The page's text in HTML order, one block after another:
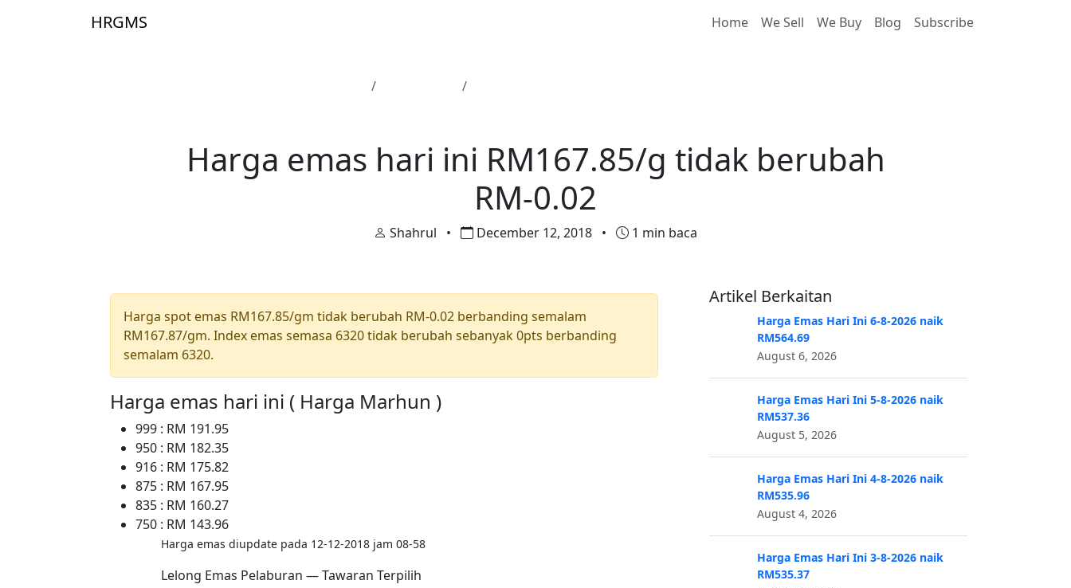
HRGMS Home We Sell We Buy Blog Subscribe
Harga emas hari ini RM167.85/g tidak berubah
RM-0.02
Shahrul • December 12, 2018 • 1 min baca
Harga spot emas RM167.85/gm tidak berubah RM-0.02 berbanding semalam
RM167.87/gm. Index emas semasa 6320 tidak berubah sebanyak 0pts berbanding
semalam 6320.
Harga emas hari ini ( Harga Marhun )
999 : RM 191.95
950 : RM 182.35
916 : RM 175.82
875 : RM 167.95
835 : RM 160.27
750 : RM 143.96
Harga emas diupdate pada 12-12-2018 jam 08-58
Lelong Emas Pelaburan — Tawaran Terpilih
Artikel Berkaitan
Harga Emas Hari Ini 6-8-2026 naik
RM564.69
August 6, 2026
Harga Emas Hari Ini 5-8-2026 naik
RM537.36
August 5, 2026
Harga Emas Hari Ini 4-8-2026 naik
RM535.96
August 4, 2026
Harga Emas Hari Ini 3-8-2026 naik
RM535.37